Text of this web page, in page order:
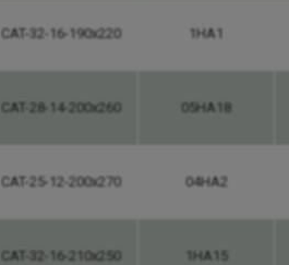
CAT-32-16-190x220 1HA1
CAT-28-14-200x260 05HA18
CAT-25-12-200x270 04HA2
CAT-32-16-210x250 1HA15